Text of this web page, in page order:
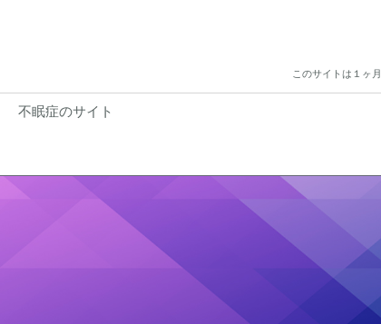
このサイトは１ヶ
不眠症のサイト